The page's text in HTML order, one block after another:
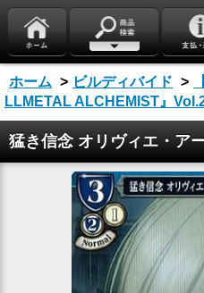
ホーム > ビルディバイド >
LLMETAL ALCHEMIST』
猛き信念 オリヴィエ・ア